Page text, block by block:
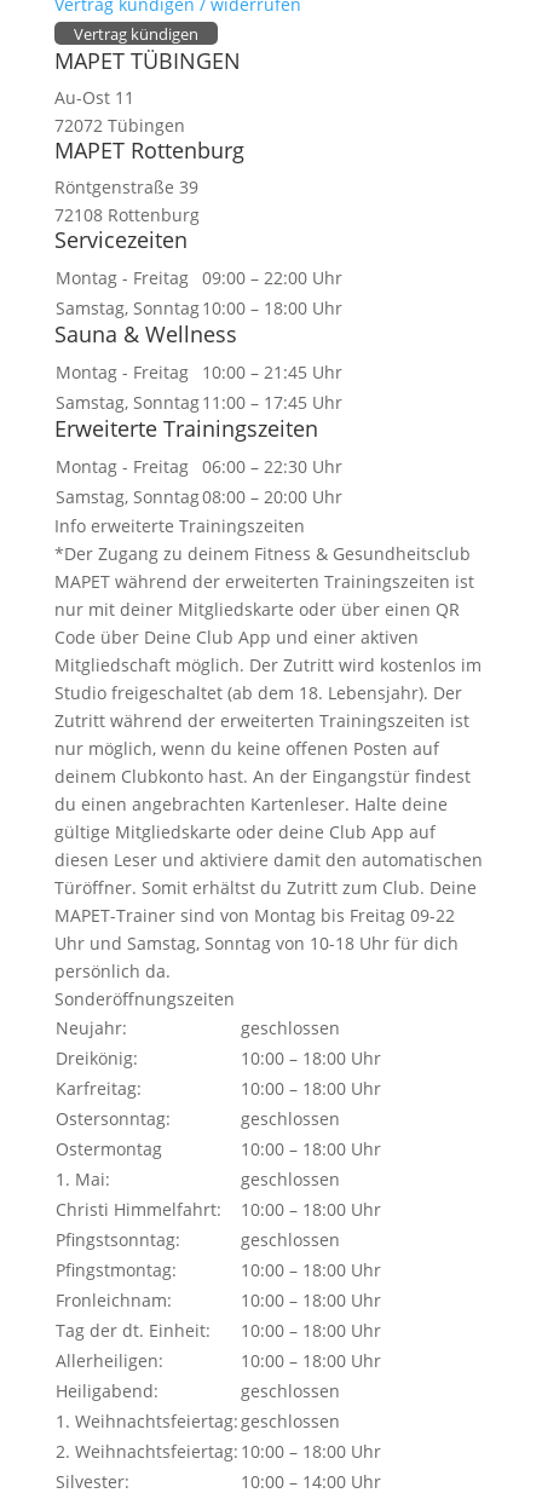
Vertrag kündigen
MAPET TÜBINGEN
Au-Ost 11
72072 Tübingen
MAPET Rottenburg
Röntgenstraße 39
72108 Rottenburg
Servicezeiten
Montag - Freitag 09:00 – 22:00 Uhr
Samstag, Sonntag10:00 – 18:00 Uhr
Sauna & Wellness
Montag - Freitag
10:00 – 21:45 Uhr
Samstag, Sonntag11:00 – 17:45 Uhr
Erweiterte Trainingszeiten
Montag - Freitag 06:00 – 22:30 Uhr
Samstag, Sonntag08:00 – 20:00 Uhr
Info erweiterte Trainingszeiten
*Der Zugang zu deinem Fitness & Gesundheitsclub
MAPET während der erweiterten Trainingszeiten ist
nur mit deiner Mitgliedskarte oder über einen QR
Code über Deine Club App und einer aktiven
Mitgliedschaft möglich. Der Zutritt wird kostenlos im
Studio freigeschaltet (ab dem 18. Lebensjahr). Der
Zutritt während der erweiterten Trainingszeiten ist
nur möglich, wenn du keine offenen Posten auf
deinem Clubkonto hast. An der Eingangstür findest
du einen angebrachten Kartenleser. Halte deine
gültige Mitgliedskarte oder deine Club App auf
diesen Leser und aktiviere damit den automatischen
Türöffner. Somit erhältst du Zutritt zum Club. Deine
MAPET-Trainer sind von Montag bis Freitag 09-22
Uhr und Samstag, Sonntag von 10-18 Uhr für dich
persönlich da.
Sonderöffnungszeiten
Neujahr:
geschlossen
Dreikönig:
10:00 – 18:00 Uhr
Karfreitag:
10:00 – 18:00 Uhr
Ostersonntag:
geschlossen
Ostermontag
10:00 – 18:00 Uhr
1. Mai:
geschlossen
Christi Himmelfahrt:
10:00 – 18:00 Uhr
Pfingstsonntag:
geschlossen
Pfingstmontag:
10:00 – 18:00 Uhr
Fronleichnam:
10:00 – 18:00 Uhr
Tag der dt. Einheit:
10:00 – 18:00 Uhr
Allerheiligen:
10:00 – 18:00 Uhr
Heiligabend:
geschlossen
1. Weihnachtsfeiertag:geschlossen
2. Weihnachtsfeiertag: 10:00 – 18:00 Uhr
Silvester:
10:00 – 14:00 Uhr